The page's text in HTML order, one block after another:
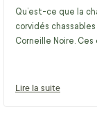
Qu’est-ce que la
corvidés
Corneille Noire.
Lire la suite